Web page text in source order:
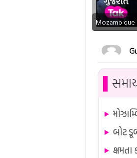
Mozambique
બોટ